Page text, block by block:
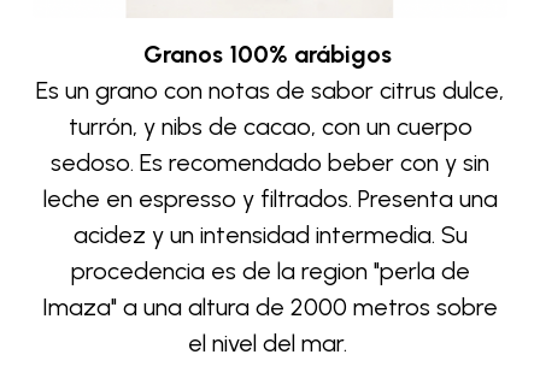
Granos 100% arábigos
Es un grano con notas de sabor citrus dulce,
turrón, y nibs de cacao, con un cuerpo
sedoso. Es recomendado beber con y sin
leche en espresso y filtrados. Presenta una
acidez y un intensidad intermedia. Su
procedencia es de la region "perla de
Imaza" a una altura de 2000 metros sobre
el nivel del mar.